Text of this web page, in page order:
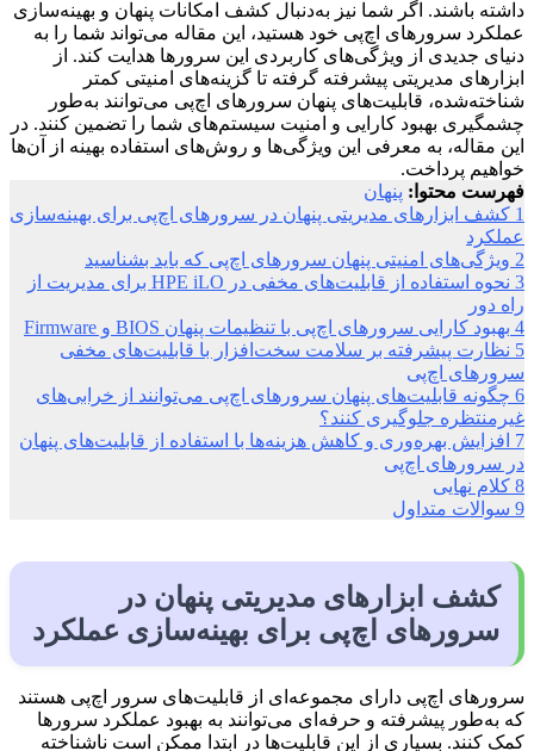
داشته باشند. اگر شما نیز به‌دنبال کشف امکانات پنهان و بهینه‌سازی
عملکرد سرورهای اچ‌پی خود هستید، این مقاله می‌تواند شما را به
دنیای جدیدی از ویژگی‌های کاربردی این سرورها هدایت کند. از
ابزارهای مدیریتی پیشرفته گرفته تا گزینه‌های امنیتی کمتر
شناخته‌شده، قابلیت‌های پنهان سرورهای اچ‌پی می‌توانند به‌طور
چشمگیری بهبود کارایی و امنیت سیستم‌های شما را تضمین کنند. در
این مقاله، به معرفی این ویژگی‌ها و روش‌های استفاده بهینه از آن‌ها
خواهیم پرداخت.
فهرست محتوا: پنهان
1 کشف ابزارهای مدیریتی پنهان در سرورهای اچ‌پی برای بهینه‌سازی
عملکرد
2 ویژگی‌های امنیتی پنهان سرورهای اچ‌پی که باید بشناسید
3
نحوه استفاده از قابلیت‌های مخفی در HPE iLO برای مدیریت از
راه دور
4 بهبود کارایی سرورهای اچ‌پی با تنظیمات پنهان BIOS و Firmware
5 نظارت پیشرفته بر سلامت سخت‌افزار با قابلیت‌های مخفی
سرورهای اچ‌پی
6 چگونه قابلیت‌های پنهان سرورهای اچ‌پی می‌توانند از خرابی‌های
غیرمنتظره جلوگیری کنند؟
7 افزایش بهره‌وری و کاهش هزینه‌ها با استفاده از قابلیت‌های پنهان
در سرورهای اچ‌پی
8 کلام نهایی
9 سوالات متداول
کشف ابزارهای مدیریتی پنهان در
سرورهای اچ‌پی برای بهینه‌سازی عملکرد
سرورهای اچ‌پی دارای مجموعه‌ای از قابلیت‌های سرور اچ‌پی هستند
که به‌طور پیشرفته و حرفه‌ای می‌توانند به بهبود عملکرد سرورها
کمک کنند. بسیاری از این قابلیت‌ها در ابتدا ممکن است ناشناخته